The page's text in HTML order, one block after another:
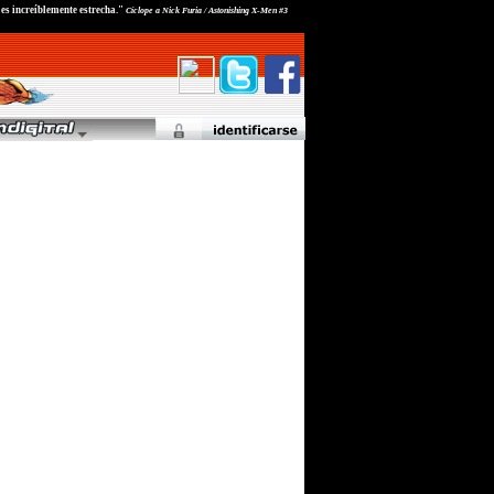
increíblemente estrecha." Cíclope a Nick Furia / Astonishing X-Men #3